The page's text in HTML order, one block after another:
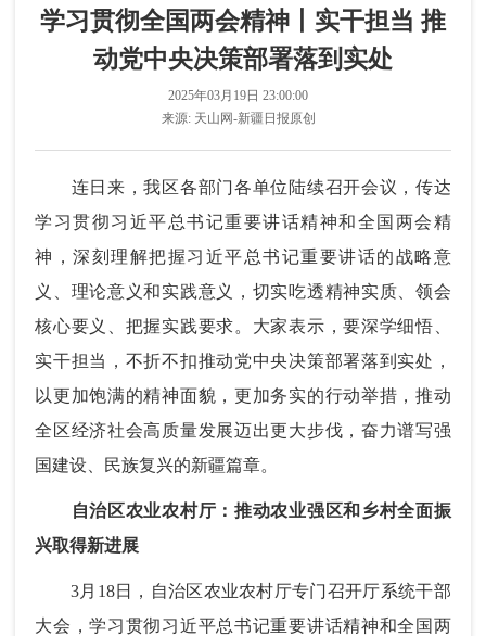
学习贯彻全国两会精神丨实干担当 推
动党中央决策部署落到实处
2025年03月19日 23:00:00
来源: 天山网-新疆日报原创
连日来，我区各部门各单位陆续召开会议，传达
学习贯彻习近平总书记重要讲话精神和全国两会精
神，深刻理解把握习近平总书记重要讲话的战略意
义、理论意义和实践意义，切实吃透精神实质、领会
核心要义、把握实践要求。大家表示，要深学细悟、
实干担当，不折不扣推动党中央决策部署落到实处，
以更加饱满的精神面貌，更加务实的行动举措，推动
全区经济社会高质量发展迈出更大步伐，奋力谱写强
国建设、民族复兴的新疆篇章。
自治区农业农村厅：推动农业强区和乡村全面振
兴取得新进展
3月18日，自治区农业农村厅专门召开厅系统干部
大会，学习贯彻习近平总书记重要讲话精神和全国两